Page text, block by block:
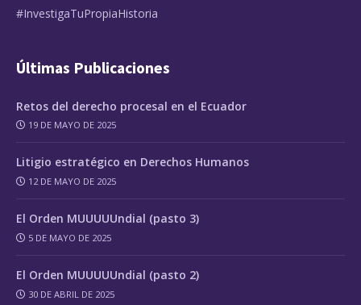
#InvestigaTuPropiaHistoria
Últimas Publicaciones
Retos del derecho procesal en el Ecuador
19 DE MAYO DE 2025
Litigio estratégico en Derechos Humanos
12 DE MAYO DE 2025
El Orden MUUUUUndial (pasto 3)
5 DE MAYO DE 2025
El Orden MUUUUUndial (pasto 2)
30 DE ABRIL DE 2025